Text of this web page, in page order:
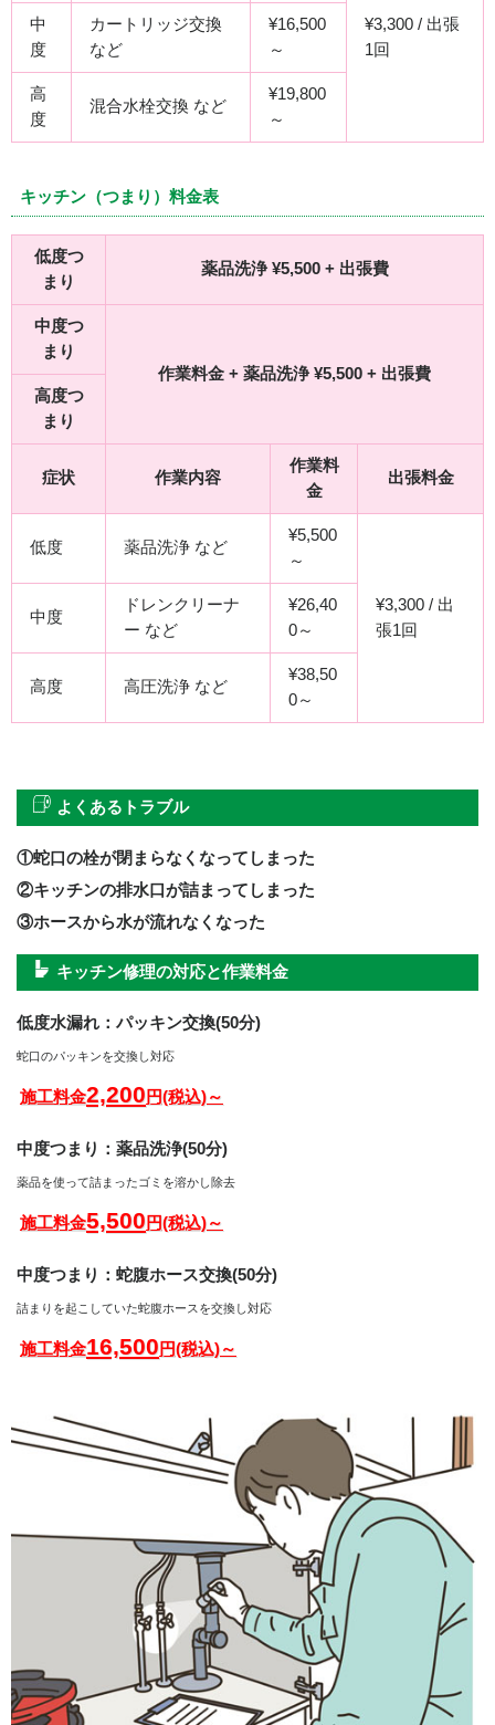
¥3,300 / 出張
1回
中
度
カートリッジ交換
など
¥16,500
～
高
度
混合水栓交換 など
¥19,800
～
キッチン（つまり）料金表
低度つ
まり
薬品洗浄 ¥5,500 + 出張費
中度つ
まり
作業料金 + 薬品洗浄 ¥5,500 + 出張費
高度つ
まり
症状 作業内容
作業料
金
出張料金
低度 薬品洗浄 など
¥5,500
～
¥3,300 / 出
張1回
中度
ドレンクリーナ
ー など
¥26,40
0～
高度 高圧洗浄 など
¥38,50
0～
よくあるトラブル
①蛇口の栓が閉まらなくなってしまった
②キッチンの排水口が詰まってしまった
③ホースから水が流れなくなった
キッチン修理の対応と作業料金
低度水漏れ：パッキン交換(50分)
蛇口のパッキンを交換し対応
施工料金2,200円(税込)～
中度つまり：薬品洗浄(50分)
薬品を使って詰まったゴミを溶かし除去
施工料金5,500円(税込)～
中度つまり：蛇腹ホース交換(50分)
詰まりを起こしていた蛇腹ホースを交換し対応
施工料金16,500円(税込)～